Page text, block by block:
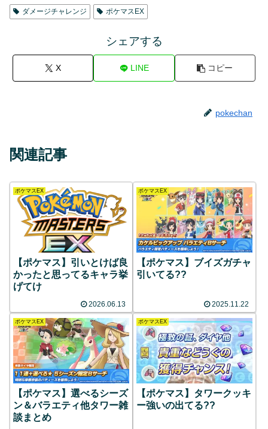
ダメージチャレンジ ポケマスEX
シェアする
X LINE コピー
pokechan
関連記事
ポケマスEX
【ポケマス】引いとけば良
かったと思ってるキャラ挙
げてけ
2026.06.13
ポケマスEX
【ポケマス】ブイズガチャ
引いてる??
2025.11.22
ポケマスEX
【ポケマス】選べるシーズ
ン＆バラエティ他タワー雑
談まとめ
ポケマスEX
【ポケマス】タワークッキ
ー強いの出てる??